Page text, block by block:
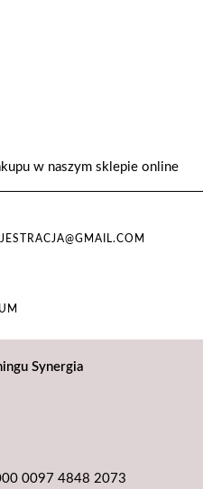
w naszym sklepie online
Synergia
0097 4848 2073